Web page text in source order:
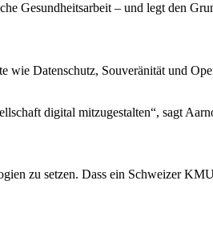
Gesundheitsarbeit – und legt den
Datenschutz, Souveränität und
digital mitzugestalten“, sagt
zu setzen. Dass ein Schweizer